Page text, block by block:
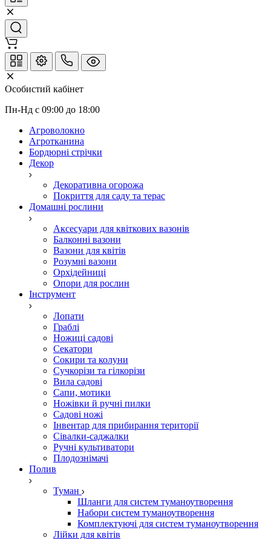
Особистий кабінет
Пн-Нд с 09:00 до 18:00
Агроволокно
Агротканина
Бордюрні стрічки
Декор
Декоративна огорожа
Покриття для саду та терас
Домашні рослини
Аксесуари для квіткових вазонів
Балконні вазони
Вазони для квітів
Розумні вазони
Орхідейниці
Опори для рослин
Інструмент
Лопати
Граблі
Ножиці садові
Секатори
Сокири та колуни
Сучкорізи та гілкорізи
Вила садові
Сапи, мотики
Ножівки й ручні пилки
Садові ножі
Інвентар для прибирання території
Сівалки-саджалки
Ручні культиватори
Плодознімачі
Полив
Туман
Шланги для систем туманоутворення
Набори систем туманоутворення
Комплектуючі для систем туманоутворення
Лійки для квітів